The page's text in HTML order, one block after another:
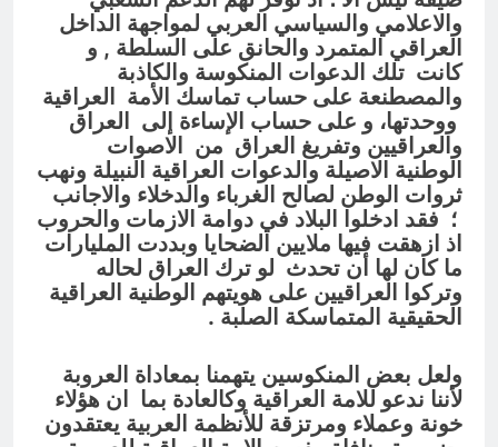
والاعلامي والسياسي العربي لمواجهة الداخل
العراقي المتمرد والحانق على السلطة , و
كانت تلك الدعوات المنكوسة والكاذبة
والمصطنعة على حساب تماسك الأمة العراقية
ووحدتها، و على حساب الإساءة إلى العراق
والعراقيين وتفريغ العراق من الاصوات
الوطنية الاصيلة والدعوات العراقية النبيلة ونهب
ثروات الوطن لصالح الغرباء والدخلاء والاجانب
؛ فقد ادخلوا البلاد في دوامة الازمات والحروب
اذ ازهقت فيها ملايين الضحايا وبددت المليارات
ما كان لها أن تحدث لو ترك العراق لحاله
وتركوا العراقيين على هويتهم الوطنية العراقية
الحقيقية المتماسكة الصلبة .
ولعل بعض المنكوسين يتهمنا بمعاداة العروبة
لأننا ندعو للامة العراقية وكالعادة بما ان هؤلاء
خونة وعملاء ومرتزقة للأنظمة العربية يعتقدون